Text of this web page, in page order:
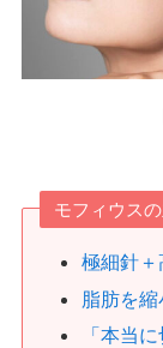
モフィウス
極細針
脂肪を
「本当